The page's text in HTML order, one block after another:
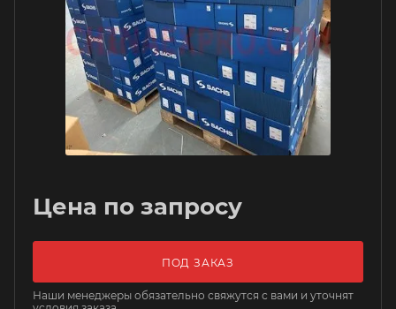
Цена по запросу
ПОД ЗАКАЗ
Наши менеджеры обязательно свяжутся с вами и уточнят